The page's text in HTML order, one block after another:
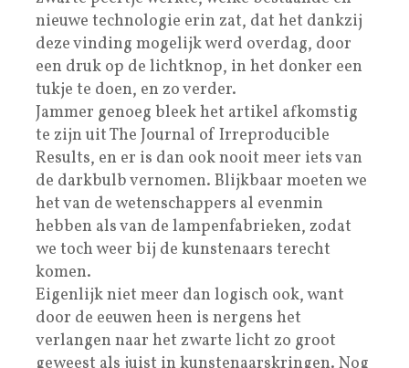
nieuwe technologie erin zat, dat het dankzij
deze vinding mogelijk werd overdag, door
een druk op de lichtknop, in het donker een
tukje te doen, en zo verder.
Jammer genoeg bleek het artikel afkomstig
te zijn uit The Journal of Irreproducible
Results, en er is dan ook nooit meer iets van
de darkbulb vernomen. Blijkbaar moeten we
het van de wetenschappers al evenmin
hebben als van de lampenfabrieken, zodat
we toch weer bij de kunstenaars terecht
komen.
Eigenlijk niet meer dan logisch ook, want
door de eeuwen heen is nergens het
verlangen naar het zwarte licht zo groot